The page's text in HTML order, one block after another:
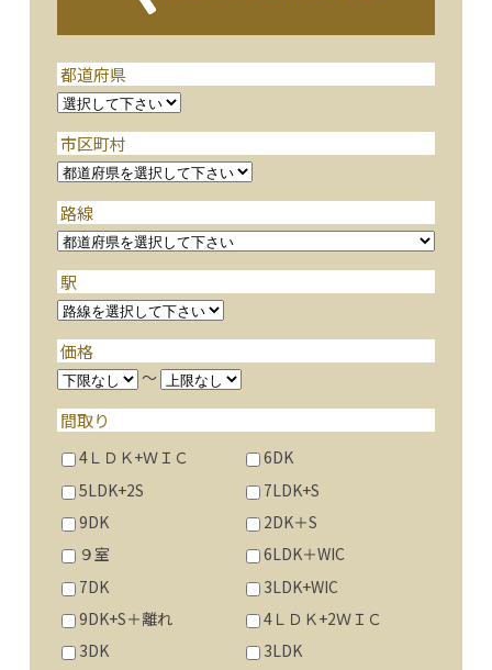
都道府県
市区町村
路線
駅
価格
～
間取り
4ＬＤＫ+ＷＩＣ
6DK
5LDK+2S
7LDK+S
9DK
2DK＋S
９室
6LDK＋WIC
7DK
3LDK+WIC
9DK+S＋離れ
4ＬＤＫ+2ＷＩＣ
3DK
3LDK